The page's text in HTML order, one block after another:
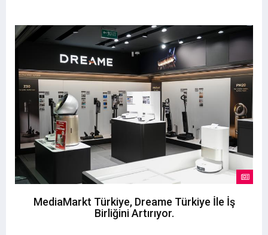
MediaMarkt Türkiye, Dreame Türkiye İle İş
Birliğini Artırıyor.